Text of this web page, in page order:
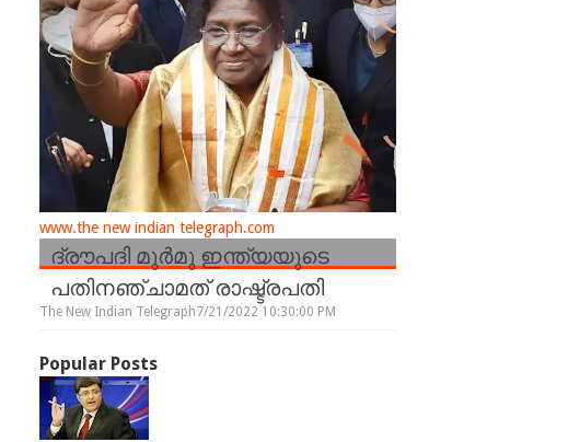
www.the new indian telegraph.com
ദ്രൗപദി മുർമു ഇന്ത്യയുടെ
പതിനഞ്ചാമത് രാഷ്ട്രപതി
The New Indian Telegraph7/21/2022 10:30:00 PM
Popular Posts